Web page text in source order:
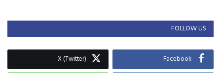
FOLLOW US
Facebook
X (Twitter)